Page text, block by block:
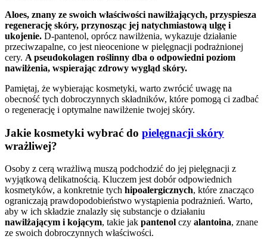
Aloes, znany ze swoich właściwości nawilżających, przyspiesza
regenerację skóry, przynosząc jej natychmiastową ulgę i
ukojenie. D-pantenol, oprócz nawilżenia, wykazuje działanie
przeciwzapalne, co jest nieocenione w pielęgnacji podrażnionej
cery. A pseudokolagen roślinny dba o odpowiedni poziom
nawilżenia, wspierając zdrowy wygląd skóry.
Pamiętaj, że wybierając kosmetyki, warto zwrócić uwagę na
obecność tych dobroczynnych składników, które pomogą ci zadbać
o regenerację i optymalne nawilżenie twojej skóry.
Jakie kosmetyki wybrać do pielęgnacji skóry
wrażliwej?
Osoby z cerą wrażliwą muszą podchodzić do jej pielęgnacji z
wyjątkową delikatnością. Kluczem jest dobór odpowiednich
kosmetyków, a konkretnie tych hipoalergicznych, które znacząco
ograniczają prawdopodobieństwo wystąpienia podrażnień. Warto,
aby w ich składzie znalazły się substancje o działaniu
nawilżającym i kojącym, takie jak pantenol czy alantoina, znane
ze swoich dobroczynnych właściwości.